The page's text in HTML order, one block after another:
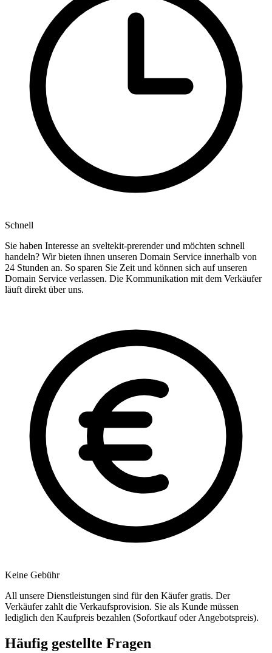
Schnell
Sie haben Interesse an sveltekit-prerender und möchten schnell
handeln? Wir bieten ihnen unseren Domain Service innerhalb von
24 Stunden an. So sparen Sie Zeit und können sich auf unseren
Domain Service verlassen. Die Kommunikation mit dem Verkäufer
läuft direkt über uns.
Keine Gebühr
All unsere Dienstleistungen sind für den Käufer gratis. Der
Verkäufer zahlt die Verkaufsprovision. Sie als Kunde müssen
lediglich den Kaufpreis bezahlen (Sofortkauf oder Angebotspreis).
Häufig gestellte Fragen